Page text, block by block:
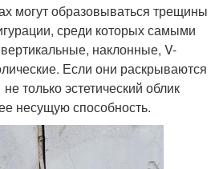
могут образовываться трещины
среди которых самыми
наклонные, V-
Если они раскрываются
только эстетический облик
несущую способность.